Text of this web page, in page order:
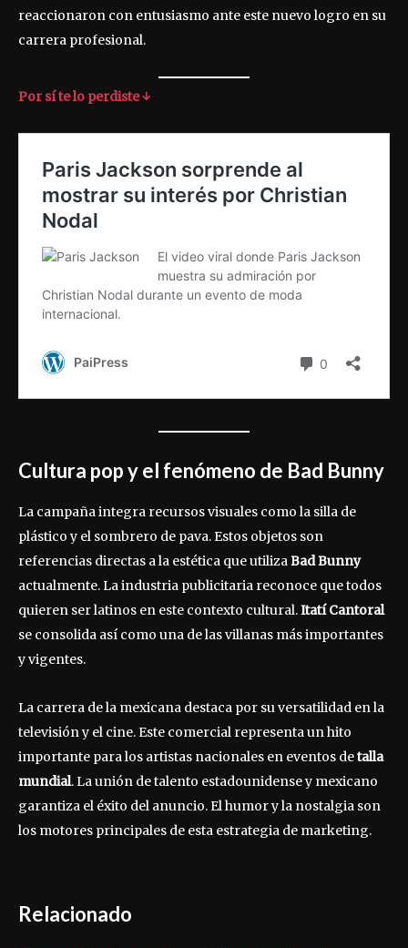
reaccionaron con entusiasmo ante este nuevo logro en su
carrera profesional.
Por sí te lo perdiste ↓
Cultura pop y el fenómeno de Bad Bunny
La campaña integra recursos visuales como la silla de
plástico y el sombrero de pava. Estos objetos son
referencias directas a la estética que utilizaBad Bunny
actualmente. La industria publicitaria reconoce que todos
quieren ser latinos en este contexto cultural.Itatí Cantoral
se consolida así como una de las villanas más importantes
y vigentes.
La carrera de la mexicana destaca por su versatilidad en la
televisión y el cine. Este comercial representa un hito
importante para los artistas nacionales en eventos detalla
mundial. La unión de talento estadounidense y mexicano
garantiza el éxito del anuncio. El humor y la nostalgia son
los motores principales de esta estrategia de marketing.
Relacionado